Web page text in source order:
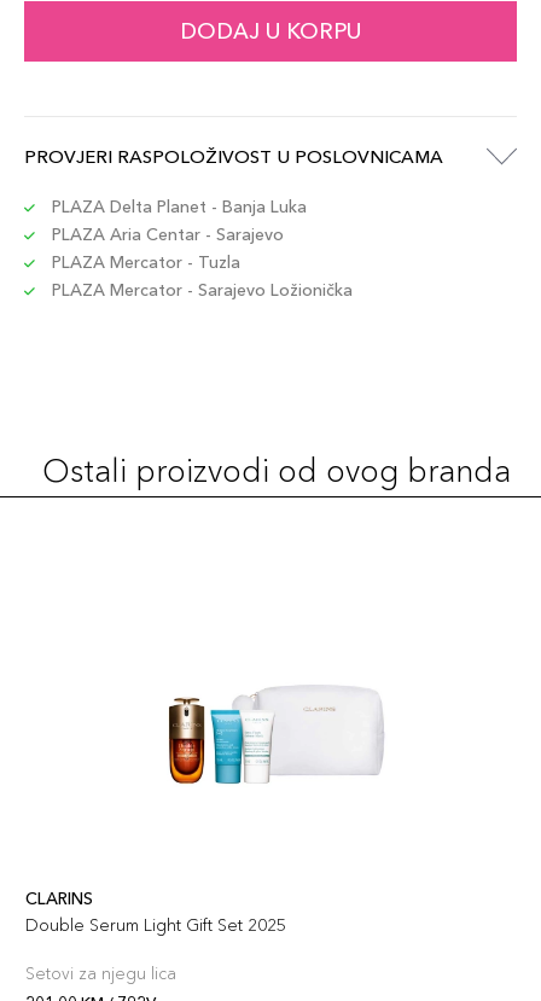
705V
3666057298875
69,00 KM
DODAJ U KORPU
PROVJERI RASPOLOŽIVOST U POSLOVNICAMA
PLAZA Delta Planet - Banja Luka
PLAZA Aria Centar - Sarajevo
PLAZA Mercator - Tuzla
PLAZA Mercator - Sarajevo Ložionička
Ostali proizvodi od ovog branda
CLARINS
Double Serum Light Gift Set 2025
Setovi za njegu lica